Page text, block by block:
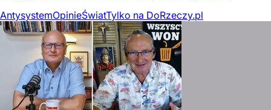
AntysystemOpinieŚwiatTylko na DoRzeczy.pl